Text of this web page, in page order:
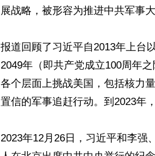
展战略，被形容为推进中共军事大
报道回顾了习近平自2013年上台
2049年（即共产党成立100周年
各个层面上挑战美国，包括核力
置信的军事追赶行动。到2023年
2023年12月26日，习近平和李强